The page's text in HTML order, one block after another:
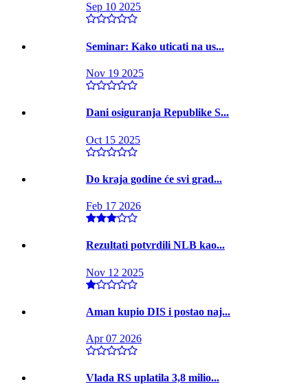
Sep 10 2025
Seminar: Kako uticati na us...
Nov 19 2025
Dani osiguranja Republike S...
Oct 15 2025
Do kraja godine će svi grad...
Feb 17 2026
Rezultati potvrdili NLB kao...
Nov 12 2025
Aman kupio DIS i postao naj...
Apr 07 2026
Vlada RS uplatila 3,8 milio...